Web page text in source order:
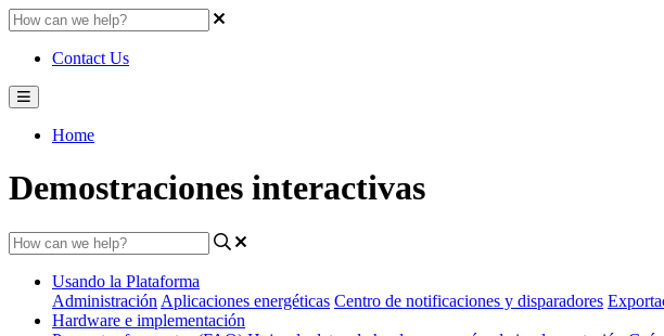
Contact Us
Home
Demostraciones interactivas
Usando la Plataforma
Administración Aplicaciones energéticas Centro de notificaciones y disparadores
Hardware e implementación